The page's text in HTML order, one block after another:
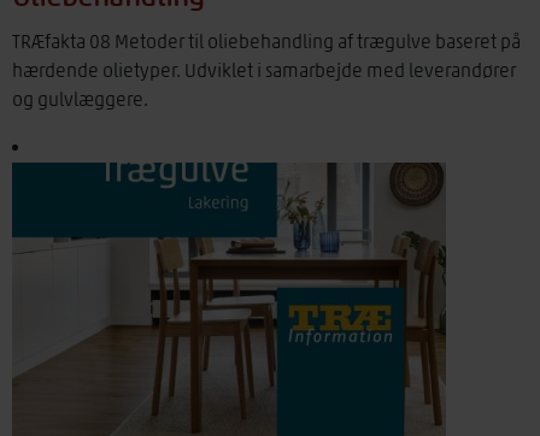
TRÆfakta 08 Metoder til oliebehandling af trægulve baseret på
hærdende olietyper. Udviklet i samarbejde med leverandører
og gulvlæggere.